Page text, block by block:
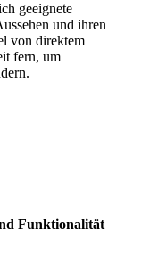
geeignete
und ihren
von direktem
fern, um
Funktionalität